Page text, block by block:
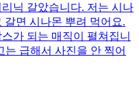
닉 갈았습니다. 저는 시나
면 시나몬 뿌려 먹어요.
가 되는 매직이 펼쳐집니
급해서 사진을 안 찍어